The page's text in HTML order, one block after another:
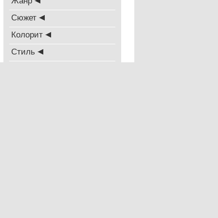
Сюжет
Колорит
Стиль